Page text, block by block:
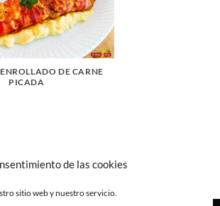
de las cookies
sitio web y nuestro servicio.
DE CARNE
PICADA